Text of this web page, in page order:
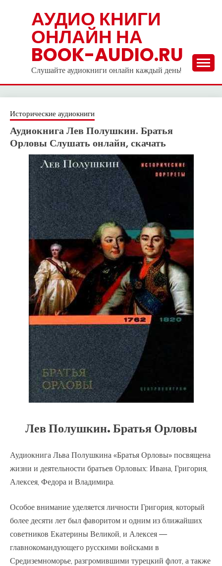
АУДИО КНИГИ
ОНЛАЙН НА
BOOK-AUDIO.RU
Слушайте аудиокниги онлайн каждый день!
Исторические аудиокниги
Аудиокнига Лев Полушкин. Братья
Орловы Слушать онлайн, скачать
Лев Полушкин. Братья Орловы
Аудиокнига Льва Полушкина «Братья Орловы» посвящена
жизни и деятельности братьев Орловых: Ивана, Григория,
Алексея, Федора и Владимира.
Особое внимание уделяется личности Григория, который
более десяти лет был фаворитом и одним из ближайших
советников Екатерины Великой, и Алексея —
главнокомандующего русскими войсками в
Средиземноморье, разгромившими турецкий флот, а также